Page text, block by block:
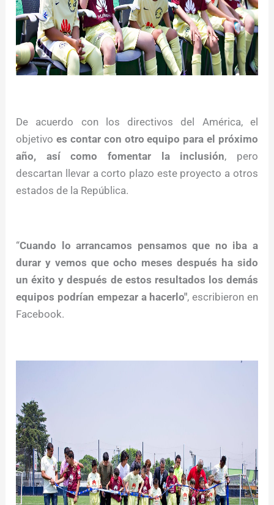
De acuerdo con los directivos del América, el
objetivoes contar con otro equipo para el próximo
año, así como fomentar la inclusión, pero
descartan llevar a corto plazo este proyecto a otros
estados de la República.
“Cuando lo arrancamos pensamos que no iba a
durar y vemos que ocho meses después ha sido
un éxito y después de estos resultados los demás
equipos podrían empezar a hacerlo", escribieron en
Facebook.